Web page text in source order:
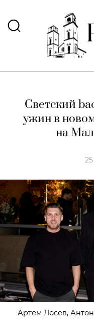
Светский
ужин в
на
Артем Лосев,